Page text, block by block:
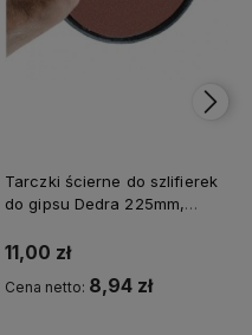
Tarczki ścierne do szlifierek
do gipsu Dedra 225mm,
11,00 zł
Cena netto: 8,94 zł